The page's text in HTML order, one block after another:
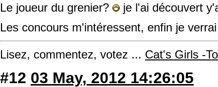
Le joueur du grenier?
je l'ai découvert
Les concours m'intéressent, enfin je
Lisez, commentez, votez ... Cat's Girls -
#12 03 May, 2012 14:26:05